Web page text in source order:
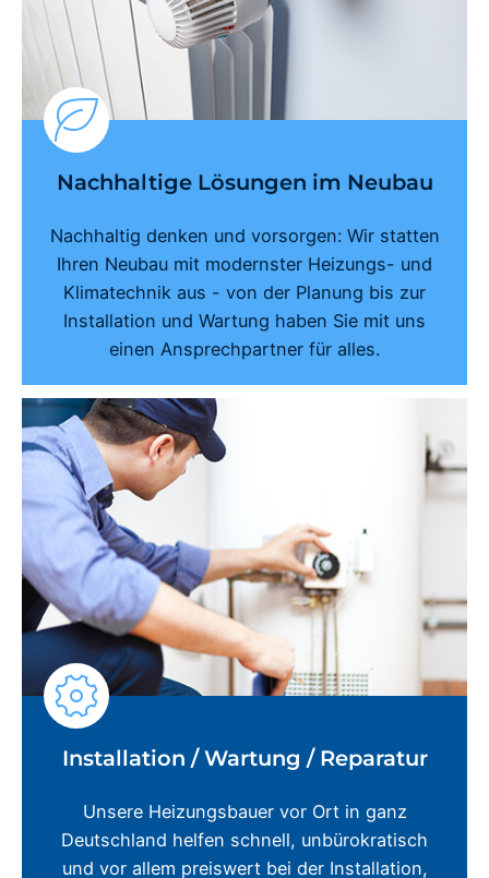
Nachhaltige Lösungen im Neubau
Nachhaltig denken und vorsorgen: Wir statten
Ihren Neubau mit modernster Heizungs- und
Klimatechnik aus - von der Planung bis zur
Installation und Wartung haben Sie mit uns
einen Ansprechpartner für alles.
Installation / Wartung / Reparatur
Unsere Heizungsbauer vor Ort in ganz
Deutschland helfen schnell, unbürokratisch
und vor allem preiswert bei der Installation,